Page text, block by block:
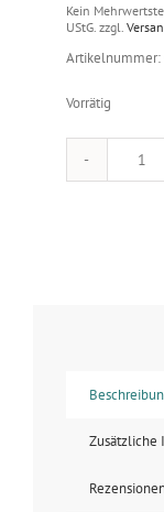
Kein
UStG. zzgl.
Vorrätig
Foto
Zusätzliche